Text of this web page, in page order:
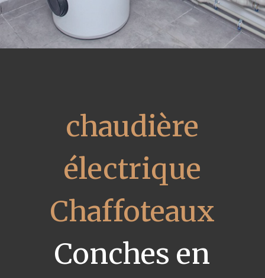
chaudière
électrique
Chaffoteaux
Conches en